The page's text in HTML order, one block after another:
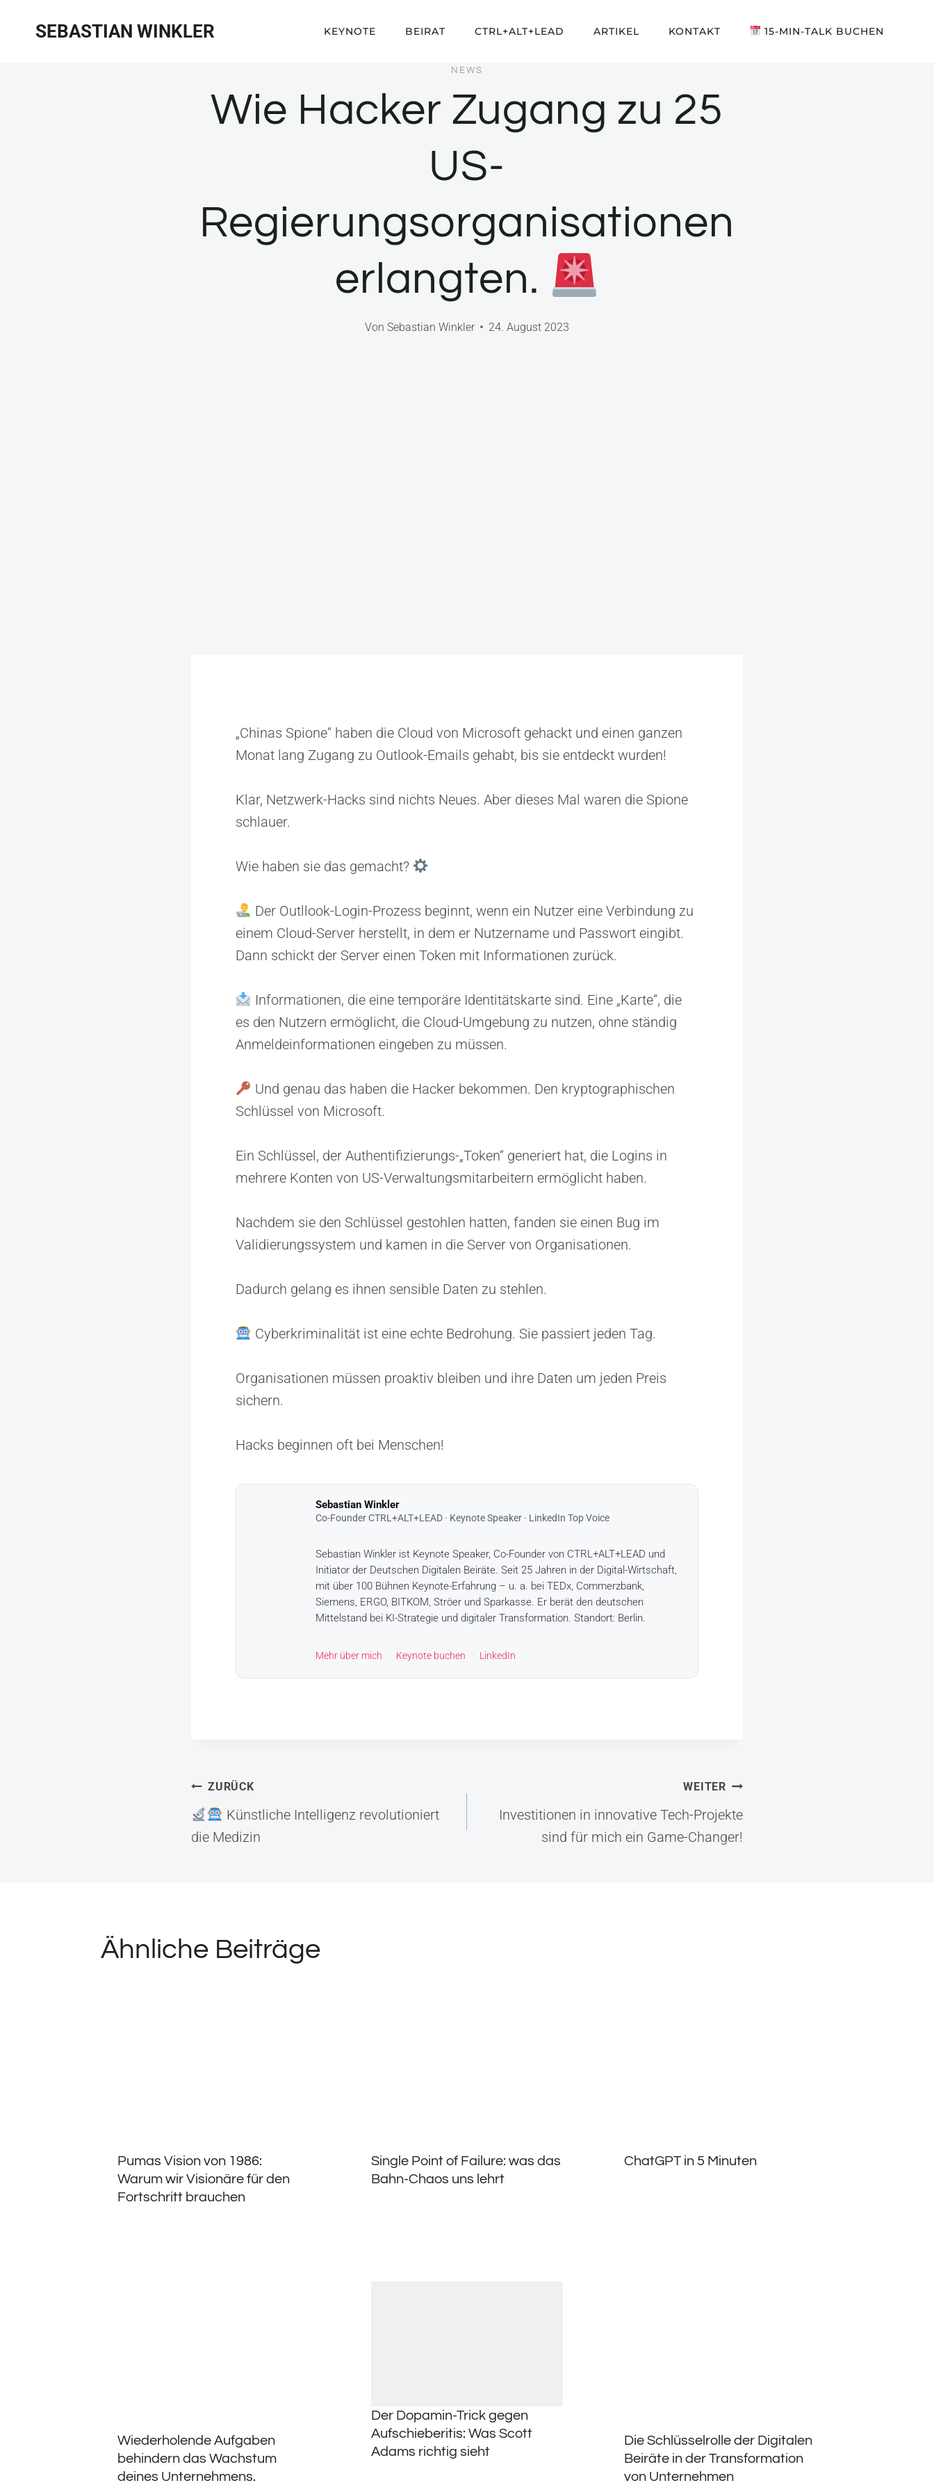
SEBASTIAN WINKLER KEYNOTE BEIRAT CTRL+ALT+LEAD ARTIKEL KONTAKT 15-MIN-TALK BUCHEN
NEWS
Wie Hacker Zugang zu 25
US-
Regierungsorganisationen
erlangten.
Von Sebastian Winkler 24. August 2023
„Chinas Spione“ haben die Cloud von Microsoft gehackt und einen ganzen
Monat lang Zugang zu Outlook-Emails gehabt, bis sie entdeckt wurden!
Klar, Netzwerk-Hacks sind nichts Neues. Aber dieses Mal waren die Spione
schlauer.
Wie haben sie das gemacht?
Der Outllook-Login-Prozess beginnt, wenn ein Nutzer eine Verbindung zu
einem Cloud-Server herstellt, in dem er Nutzername und Passwort eingibt.
Dann schickt der Server einen Token mit Informationen zurück.
Informationen, die eine temporäre Identitätskarte sind. Eine „Karte“, die
es den Nutzern ermöglicht, die Cloud-Umgebung zu nutzen, ohne ständig
Anmeldeinformationen eingeben zu müssen.
Und genau das haben die Hacker bekommen. Den kryptographischen
Schlüssel von Microsoft.
Ein Schlüssel, der Authentifizierungs-„Token“ generiert hat, die Logins in
mehrere Konten von US-Verwaltungsmitarbeitern ermöglicht haben.
Nachdem sie den Schlüssel gestohlen hatten, fanden sie einen Bug im
Validierungssystem und kamen in die Server von Organisationen.
Dadurch gelang es ihnen sensible Daten zu stehlen.
Cyberkriminalität ist eine echte Bedrohung. Sie passiert jeden Tag.
Organisationen müssen proaktiv bleiben und ihre Daten um jeden Preis
sichern.
Hacks beginnen oft bei Menschen!
Sebastian Winkler
Co-Founder CTRL+ALT+LEAD · Keynote Speaker · LinkedIn Top Voice
Sebastian Winkler ist Keynote Speaker, Co-Founder von CTRL+ALT+LEAD und
Initiator der Deutschen Digitalen Beiräte. Seit 25 Jahren in der Digital-Wirtschaft,
mit über 100 Bühnen Keynote-Erfahrung – u. a. bei TEDx, Commerzbank,
Siemens, ERGO, BITKOM, Ströer und Sparkasse. Er berät den deutschen
Mittelstand bei KI-Strategie und digitaler Transformation. Standort: Berlin.
Mehr über mich · Keynote buchen · LinkedIn
Beitragsnavigation
ZURÜCK
Künstliche Intelligenz revolutioniert
die Medizin
WEITER
Investitionen in innovative Tech-Projekte
sind für mich ein Game-Changer!
Ähnliche Beiträge
Pumas Vision von 1986:
Warum wir Visionäre für den
Fortschritt brauchen
Single Point of Failure: was das
Bahn-Chaos uns lehrt
ChatGPT in 5 Minuten
Wiederholende Aufgaben
behindern das Wachstum
deines Unternehmens.
Der Dopamin-Trick gegen
Aufschieberitis: Was Scott
Adams richtig sieht
Die Schlüsselrolle der Digitalen
Beiräte in der Transformation
von Unternehmen